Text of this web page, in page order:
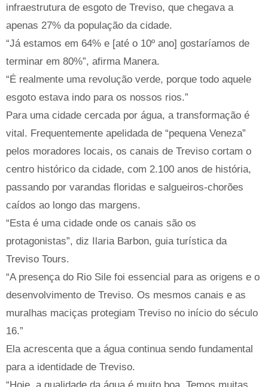
infraestrutura de esgoto de Treviso, que chegava a
apenas 27% da população da cidade.
“Já estamos em 64% e [até o 10º ano] gostaríamos de
terminar em 80%”, afirma Manera.
“É realmente uma revolução verde, porque todo aquele
esgoto estava indo para os nossos rios.”
Para uma cidade cercada por água, a transformação é
vital. Frequentemente apelidada de “pequena Veneza”
pelos moradores locais, os canais de Treviso cortam o
centro histórico da cidade, com 2.100 anos de história,
passando por varandas floridas e salgueiros-chorões
caídos ao longo das margens.
“Esta é uma cidade onde os canais são os
protagonistas”, diz Ilaria Barbon, guia turística da
Treviso Tours.
“A presença do Rio Sile foi essencial para as origens e o
desenvolvimento de Treviso. Os mesmos canais e as
muralhas maciças protegiam Treviso no início do século
16.”
Ela acrescenta que a água continua sendo fundamental
para a identidade de Treviso.